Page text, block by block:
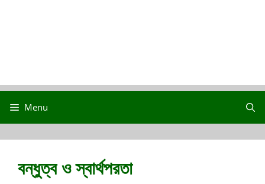
Menu
বন্ধুত্ব ও স্বার্থপরতা